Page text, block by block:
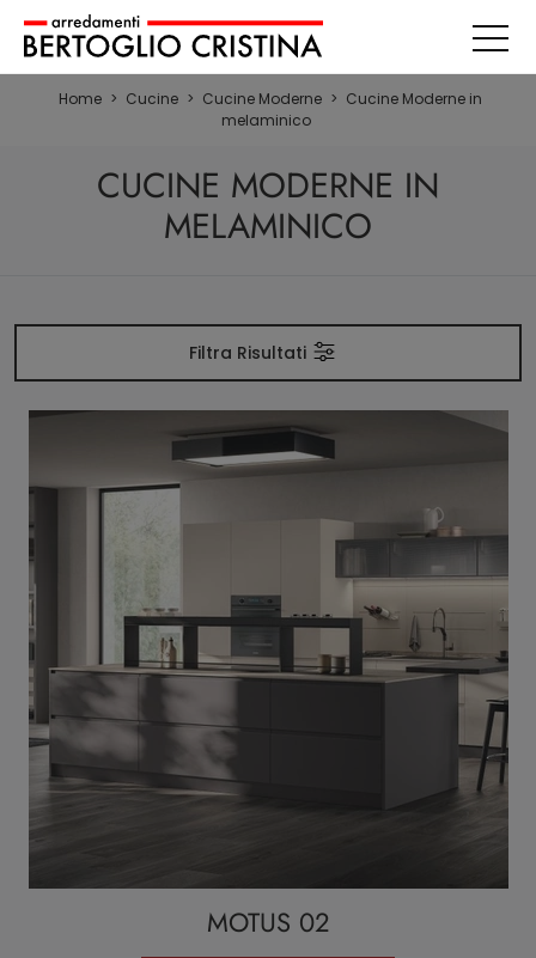
Home > Cucine > Cucine Moderne > Cucine Moderne in
melaminico
CUCINE MODERNE IN
MELAMINICO
Filtra Risultati
MOTUS 02